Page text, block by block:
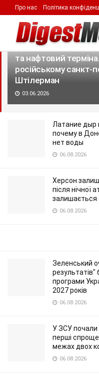
LATEST TRENDING
Дрони Fire Point
та нафтовий
російському санкт-
Штілерман
03.06.2026
Латание дыр
почему в
нет воды
06.08.2026
Херсон
після нічної
06.08.2026
Зеленський
результатів"
програми
2027 років
06.08.2026
У ЗСУ
перші
межах двох
06.08.2026
Про нас Політика